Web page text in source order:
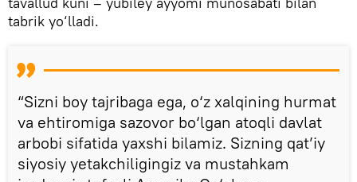
tabrik yo‘lladi.
“Sizni boy tajribaga ega, o‘z xalqining hurmat
va ehtiromiga sazovor bo‘lgan atoqli davlat
arbobi sifatida yaxshi bilamiz. Sizning qat’iy
siyosiy yetakchiligingiz va mustahkam